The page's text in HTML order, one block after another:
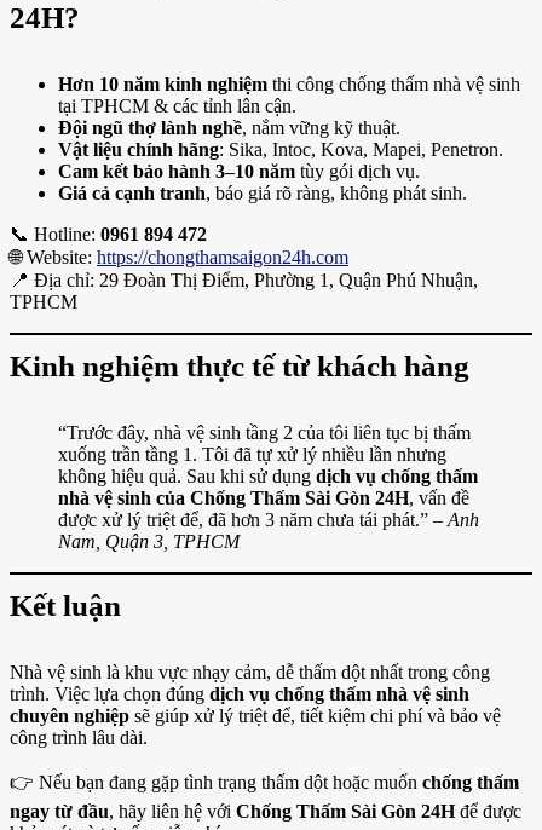
24H?
Hơn 10 năm kinh nghiệm thi công chống thấm nhà vệ sinh
tại TPHCM & các tỉnh lân cận.
Đội ngũ thợ lành nghề, nắm vững kỹ thuật.
Vật liệu chính hãng: Sika, Intoc, Kova, Mapei, Penetron.
Cam kết bảo hành 3–10 năm tùy gói dịch vụ.
Giá cả cạnh tranh, báo giá rõ ràng, không phát sinh.
📞 Hotline: 0961 894 472
🌐 Website: https://chongthamsaigon24h.com
📍 Địa chỉ: 29 Đoàn Thị Điểm, Phường 1, Quận Phú Nhuận,
TPHCM
Kinh nghiệm thực tế từ khách hàng
“Trước đây, nhà vệ sinh tầng 2 của tôi liên tục bị thấm
xuống trần tầng 1. Tôi đã tự xử lý nhiều lần nhưng
không hiệu quả. Sau khi sử dụng dịch vụ chống thấm
nhà vệ sinh của Chống Thấm Sài Gòn 24H, vấn đề
được xử lý triệt để, đã hơn 3 năm chưa tái phát.” – Anh
Nam, Quận 3, TPHCM
Kết luận
Nhà vệ sinh là khu vực nhạy cảm, dễ thấm dột nhất trong công
trình. Việc lựa chọn đúng dịch vụ chống thấm nhà vệ sinh
chuyên nghiệp sẽ giúp xử lý triệt để, tiết kiệm chi phí và bảo vệ
công trình lâu dài.
👉 Nếu bạn đang gặp tình trạng thấm dột hoặc muốn chống thấm
ngay từ đầu, hãy liên hệ với Chống Thấm Sài Gòn 24Hđể được